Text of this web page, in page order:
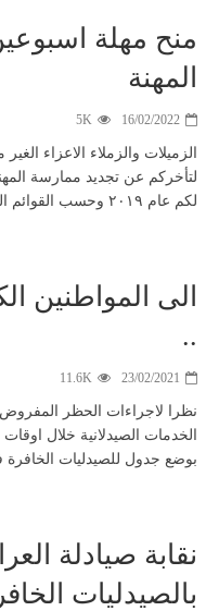
منح مهلة
المهنة
16/02/2022
5K
لكم عام ٢٠١٩ وحسب القوائم المرفقة ،لذلك وفق المادة ٤٧ من قانون
الى المواطنين
..
23/02/2021
11.6K
نظرا لاجراءات الحظر
الخدمات الصيدلانية خلال
بوضع جدول للصيدليات الخافرة
نقابة صيادلة
بالصيدليات